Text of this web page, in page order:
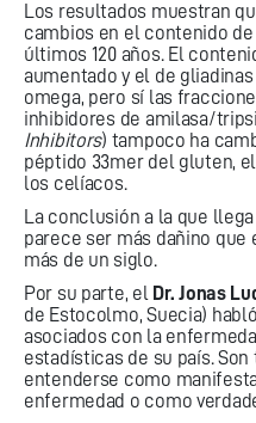
Los resultados muestran
cambios en el contenido
últimos 120 años. El
aumentado y el de
omega, pero sí las
inhibidores de amilasa/
Inhibitors) tampoco ha
péptido 33mer del gluten,
los celíacos.
La conclusión a la que
parece ser más dañino que
más de un siglo.
Por su parte, el Dr. Jonas
de Estocolmo, Suecia)
asociados con la
estadísticas de su país.
entenderse como
enfermedad o como